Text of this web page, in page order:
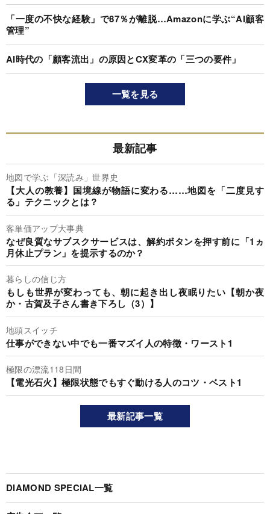
「一度の不快な経験」で87％が離脱…Amazonに学ぶ“AI顧客
管理”
AI時代の「顧客流出」の原因とCX変革の「三つの要件」
一覧を見る
最新記事
地図で学ぶ「深読み」世界史
【大人の教養】国境線が物語に変わる……地図を「二度見す
る」テクニックとは？
客単価アップ大事典
なぜ良質なサブスクサービスは、解約ボタンを押す前に「1ヵ
月休止プラン」を提示するのか？
暮らしの信じ方
もしも世界が変わっても、朝に起き出し夜眠りたい【朝か夜
か・古賀及子さん書き下ろし（3）】
地頭スイッチ
仕事ができない中でも一番マズイ人の特徴・ワースト1
極限の漂流118日間
【電光石火】極限状態でもすぐ動ける人のコツ・ベスト1
最新記事一覧
DIAMOND SPECIAL一覧